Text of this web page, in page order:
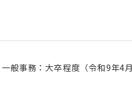
一般事務：大卒程度（令和9年4月